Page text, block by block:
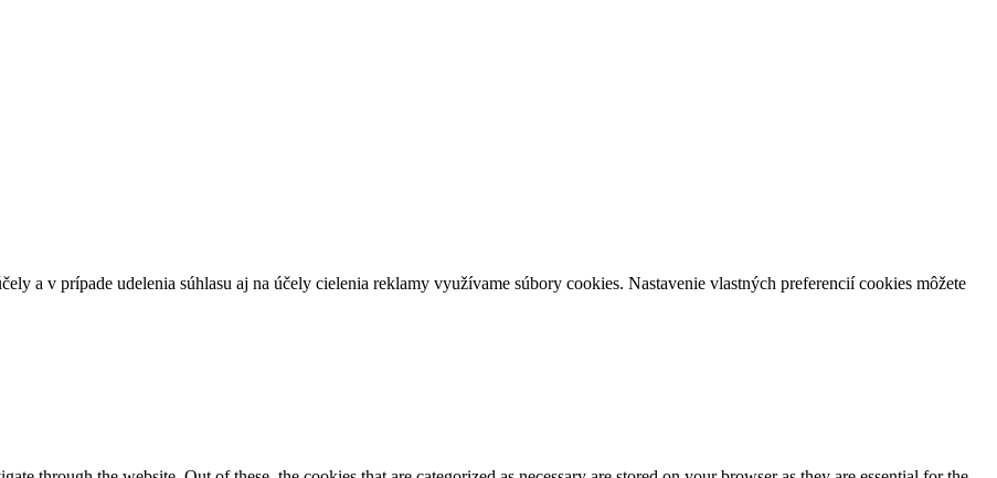
a v prípade udelenia súhlasu aj na účely cielenia reklamy využívame súbory cookies. Nastavenie vlastných preferencií cookies môžete